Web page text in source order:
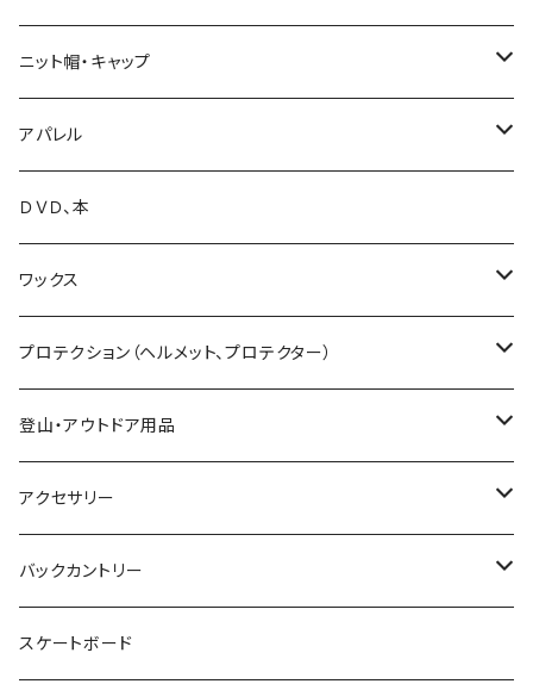
23-24 BC STREAM
24-25 BC STREAM
UNIT
23-24 UNIT
24-25 UNIT
GENTEMSTICK
18-19 GENTEMSTICK
19-20 GENTEMSTICK
26-27 GENTEMSTICK
FIELDEARTH
CAPITA
MOSS snowboards
23-24 MOSS Snowboards
24-25 MOSS Snowboards
CROOJA
24-25 CROOJA
25-26 CROOJA
SPREAD
23-24 SPREAD
24-25 SPREAD
GREEN.LAB
24-25 GREEN.LAB
LIB TECH
24-25 K2 TT Snowsufer Boots
25-26 UNION
24-25 FLUX
25-26 FLUX
SP BINDING
NOW BINDINGS
SPARK R&D
Karakoram
SALOMON
YONEX
PLATE PIA
FLEX BOOSTER TOOL
DAKAINE
P.RHYTHM
TETON BROS.
DRAGON
DICE
BANK
GOODMAN
SWANS
SMITH GOGGLE
EB'S
VOLCOM
DAKINE
HESTRA
ニット帽・キャップ
LADE Beanie
ファイントラック
GENTEMSTICK
アパレル
VOLCOM
GREEN CLOTHING
LADE Clothing
バンザイペイント
ＤＶＤ、本
ワックス
GALLIUM WAX
固形ワックス（フッ素無し）
固形ワックス（フッ素あり）
COSLABO WAX
プロテクション（ヘルメット、プロテクター）
BERN HELMET
sandbox helmet
EB'S
DICE HELMET
登山・アウトドア用品
トレッキングシューズ
SCARPA
レインウェア
フィントラック
ベースレイヤー
アクセサリー
サングラス
オークリー
バッグ
バックカントリー
ＭＳＲ
スケートボード